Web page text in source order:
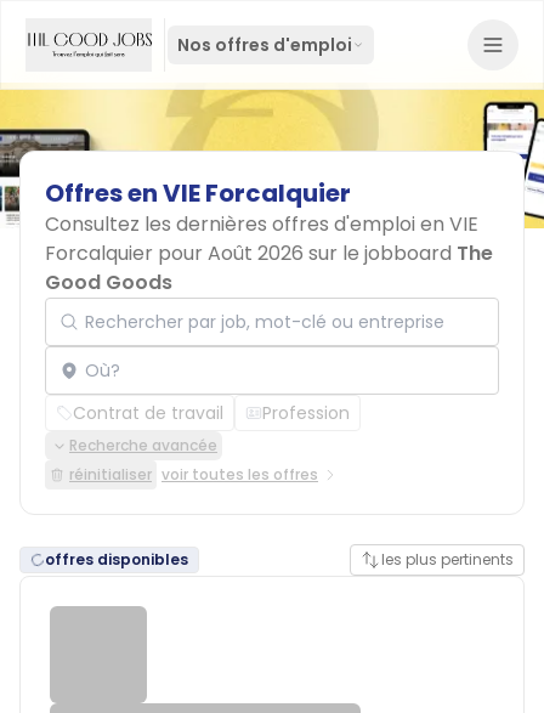
Nos offres d'emploi
OffresenVIEForcalquier
Consultez les dernières offres d'emploi en VIE
Forcalquier pour Août 2026 sur le jobboard The
Good Goods
Rechercher par job, mot-clé ou entreprise
Localisation
Contrat de travail Profession
Recherche avancée
réinitialiser voir toutes les offres
offres disponibles les plus pertinents